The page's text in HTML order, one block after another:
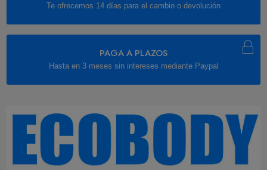
Te ofrecemos 14 días para el cambio o devolución
PAGA A PLAZOS
Hasta en 3 meses sin intereses mediante Paypal